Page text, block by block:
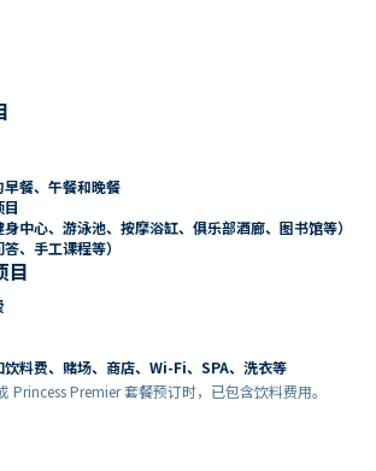
餐、午餐和晚餐
中心、游泳池、按摩浴缸、俱乐部酒廊、图书馆等）
、手工课程等）
目
料费、赌场、商店、Wi-Fi、SPA、洗衣等
Princess Premier 套餐预订时，已包含饮料费用。